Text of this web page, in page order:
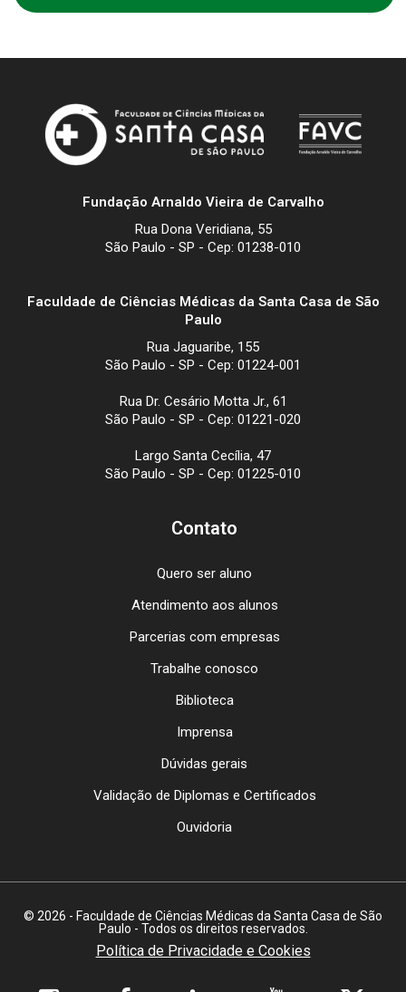
Fundação Arnaldo Vieira de Carvalho
Rua Dona Veridiana, 55
São Paulo - SP - Cep: 01238-010
Faculdade de Ciências Médicas da Santa Casa de São
Paulo
Rua Jaguaribe, 155
São Paulo - SP - Cep: 01224-001
Rua Dr. Cesário Motta Jr., 61
São Paulo - SP - Cep: 01221-020
Largo Santa Cecília, 47
São Paulo - SP - Cep: 01225-010
Contato
Quero ser aluno
Atendimento aos alunos
Parcerias com empresas
Trabalhe conosco
Biblioteca
Imprensa
Dúvidas gerais
Validação de Diplomas e Certificados
Ouvidoria
© 2026 - Faculdade de Ciências Médicas da Santa Casa de São
Paulo - Todos os direitos reservados.
Política de Privacidade e Cookies